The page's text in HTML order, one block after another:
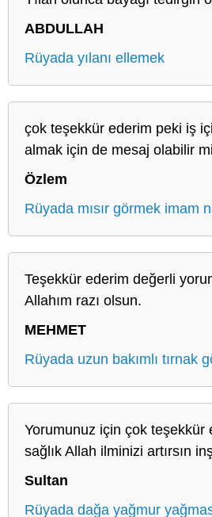
ABDULLAH
Rüyada yılanı ellemek
çok teşekkür ederim peki iş
almak için de mesaj olabilir mi
Özlem
Rüyada mısır görmek imam
Teşekkür ederim değerli
Allahım razı olsun.
MEHMET
Rüyada uzun bakımlı tırnak
Yorumunuz için çok teşekkür
sağlık Allah ilminizi artırsın
Sultan
Rüyada dağa yağmur